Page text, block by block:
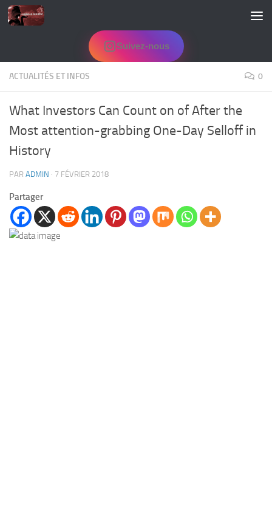
Skip to content
Suivez-nous
ACTUALITÉS ET INFOS 0
What Investors Can Count on of After the
Most attention-grabbing One-Day Selloff in
History
PAR ADMIN · 7 FÉVRIER 2018
Partager